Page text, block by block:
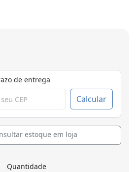
de entrega
Calcular
estoque em loja
Quantidade